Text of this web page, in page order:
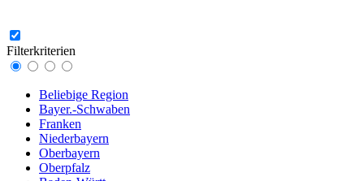
Filterkriterien
Beliebige Region
Bayer.-Schwaben
Franken
Niederbayern
Oberbayern
Oberpfalz